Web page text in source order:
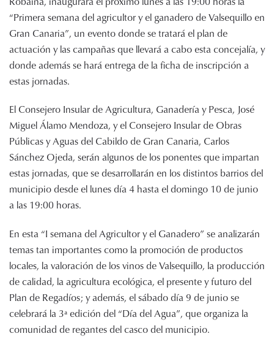
“Primera semana del agricultor y el ganadero de Valsequillo en
Gran Canaria”, un evento donde se tratará el plan de
actuación y las campañas que llevará a cabo esta concejalía, y
donde además se hará entrega de la ficha de inscripción a
estas jornadas.
El Consejero Insular de Agricultura, Ganadería y Pesca, José
Miguel Álamo Mendoza, y el Consejero Insular de Obras
Públicas y Aguas del Cabildo de Gran Canaria, Carlos
Sánchez Ojeda, serán algunos de los ponentes que impartan
estas jornadas, que se desarrollarán en los distintos barrios del
municipio desde el lunes día 4 hasta el domingo 10 de junio
a las 19:00 horas.
En esta “I semana del Agricultor y el Ganadero” se analizarán
temas tan importantes como la promoción de productos
locales, la valoración de los vinos de Valsequillo, la producción
de calidad, la agricultura ecológica, el presente y futuro del
Plan de Regadíos; y además, el sábado día 9 de junio se
celebrará la 3ª edición del “Día del Agua”, que organiza la
comunidad de regantes del casco del municipio.